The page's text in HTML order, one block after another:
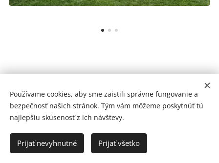
Since
Betonove ploty Cookies
Slovenčina
Deutsch
Používame cookies, aby sme zaistili správne fungovanie a
bezpečnosť našich stránok. Tým vám môžeme poskytnúť tú
najlepšiu skúsenosť z ich návštevy.
Prijať nevyhnutné Prijať všetko